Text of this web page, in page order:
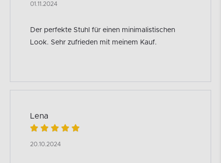
01.11.2024
Der perfekte Stuhl für einen minimalistischen
Look. Sehr zufrieden mit meinem Kauf.
Lena
20.10.2024